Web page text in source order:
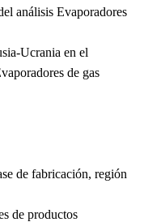
análisis Evaporadores
Ucrania en el
de gas
de fabricación, región
de productos